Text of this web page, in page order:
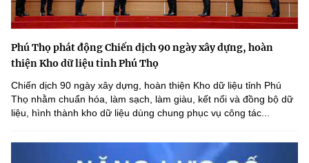
Phú Thọ phát động Chiến dịch 90 ngày xây dựng, hoàn
thiện Kho dữ liệu tỉnh Phú Thọ
Chiến dịch 90 ngày xây dựng, hoàn thiện Kho dữ liệu tỉnh Phú
Thọ nhằm chuẩn hóa, làm sạch, làm giàu, kết nối và đồng bộ dữ
liệu, hình thành kho dữ liệu dùng chung phục vụ công tác...